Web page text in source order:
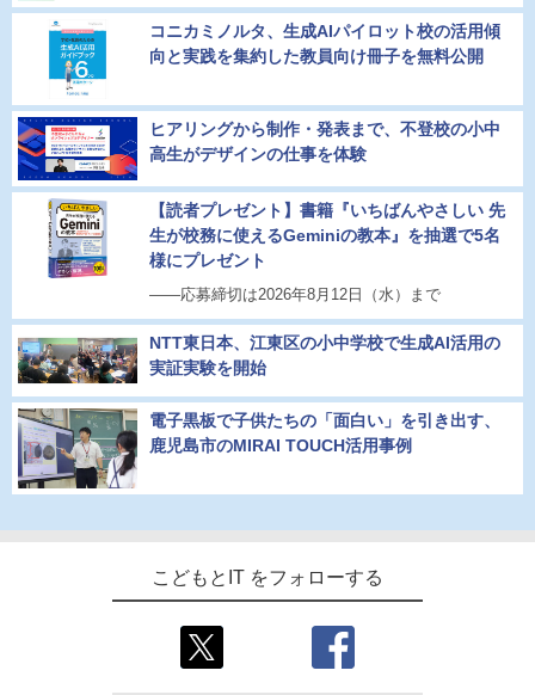
コニカミノルタ、生成AIパイロット校の活用傾
向と実践を集約した教員向け冊子を無料公開
ヒアリングから制作・発表まで、不登校の小中
高生がデザインの仕事を体験
【読者プレゼント】書籍『いちばんやさしい 先
生が校務に使えるGeminiの教本』を抽選で5名
様にプレゼント
――応募締切は2026年8月12日（水）まで
NTT東日本、江東区の小中学校で生成AI活用の
実証実験を開始
電子黒板で子供たちの「面白い」を引き出す、
鹿児島市のMIRAI TOUCH活用事例
こどもとIT をフォローする